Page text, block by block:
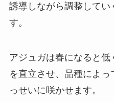
誘導しながら調整してい
す。
アジュガは春になると
を直立させ、品種によ
っせいに咲かせます。